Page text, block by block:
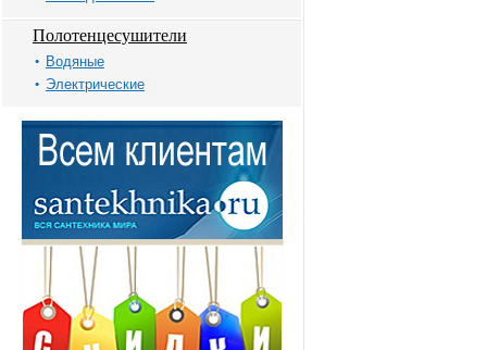
Полотенцесушители
Водяные
Электрические